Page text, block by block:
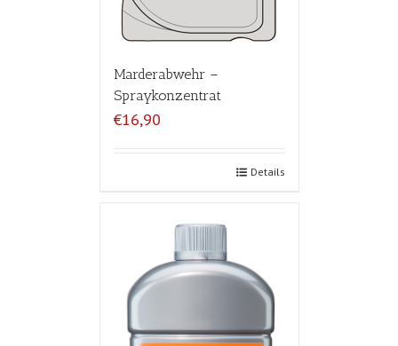
Marderabwehr –
Spraykonzentrat
€16,90
Details